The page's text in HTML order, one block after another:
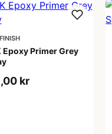
Epoxy Primer Grey
kr